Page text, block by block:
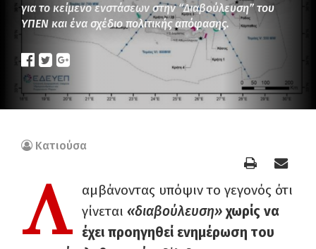
για το κείμενο ενστάσεων στην “Διαβούλευση” του
ΥΠΕΝ και ένα σχέδιο πολιτικής απόφασης.
Κατιούσα
Λ
αμβάνοντας υπόψιν το γεγονός ότι
γίνεται «διαβούλευση»χωρίς να
έχει προηγηθεί ενημέρωση του